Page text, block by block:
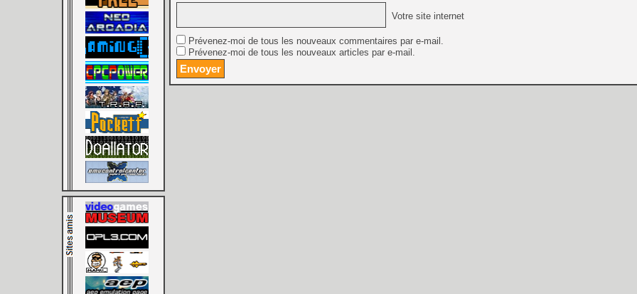
Votre site internet
Prévenez-moi de tous les nouveaux commentaires par e-mail.
Prévenez-moi de tous les nouveaux articles par e-mail.